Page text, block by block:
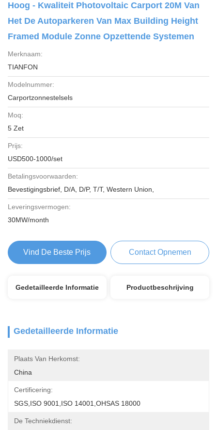
Hoog - Kwaliteit Photovoltaic Carport 20M Van
Het De Autoparkeren Van Max Building Height
Framed Module Zonne Opzettende Systemen
Merknaam:
TIANFON
Modelnummer:
Carportzonnestelsels
Moq:
5 Zet
Prijs:
USD500-1000/set
Betalingsvoorwaarden:
Bevestigingsbrief, D/A, D/P, T/T, Western Union,
Leveringsvermogen:
30MW/month
Vind De Beste Prijs Contact Opnemen
Gedetailleerde Informatie Productbeschrijving
Gedetailleerde Informatie
Plaats Van Herkomst:
China
Certificering:
SGS,ISO 9001,ISO 14001,OHSAS 18000
De Techniekdienst: